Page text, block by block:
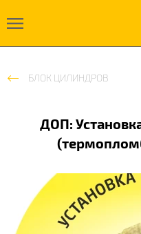
БЛОК ЦИЛИНДРОВ
ДОП: